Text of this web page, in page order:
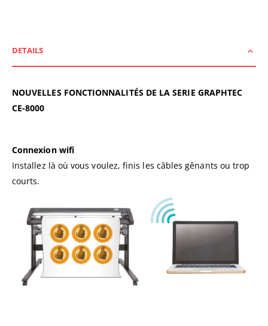
DETAILS
NOUVELLES FONCTIONNALITÉS DE LA SERIE GRAPHTEC
CE-8000
Connexion wifi
Installez là où vous voulez, finis les câbles gênants ou trop
courts.